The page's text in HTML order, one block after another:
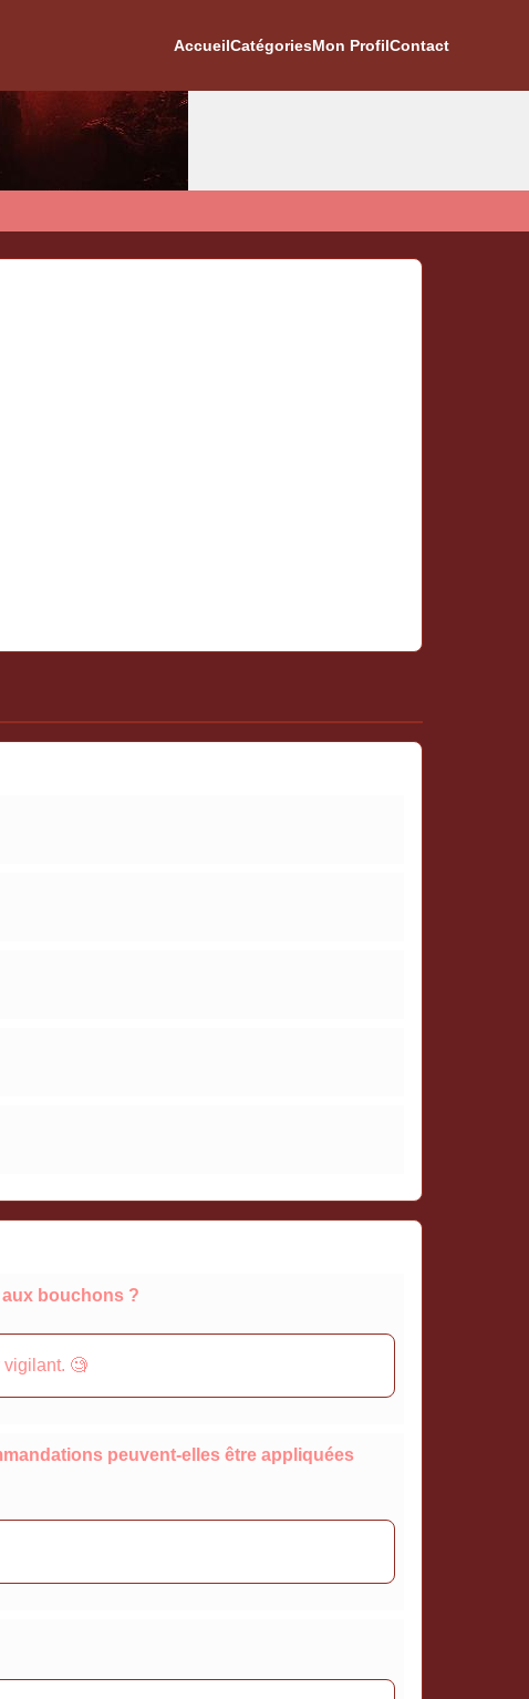
AccueilCatégoriesMon ProfilContact
bouchons ?
vigilant. 🧐
peuvent-elles être appliquées